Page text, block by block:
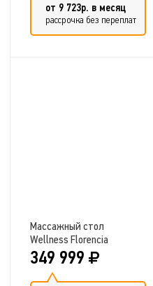
от 9 723р. в месяц
рассрочка без переплат
Массажный стол
Wellness Florencia
349 999